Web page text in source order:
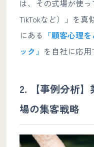
は、その式場が使
TikTokなど）」を真
にある 「顧客心理
ック」 を自社に応用
2. 【事例分析
場の集客戦略